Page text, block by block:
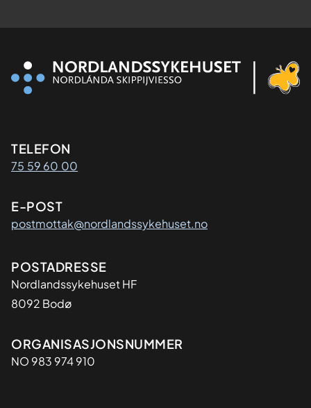
Kontaktinformasjon
TELEFON
75 59 60 00
E-POST
postmottak@nordlandssykehuset.no
Adresse
POSTADRESSE
Nordlandssykehuset HF
8092 Bodø
Organisasjon
ORGANISASJONSNUMMER
NO 983 974 910